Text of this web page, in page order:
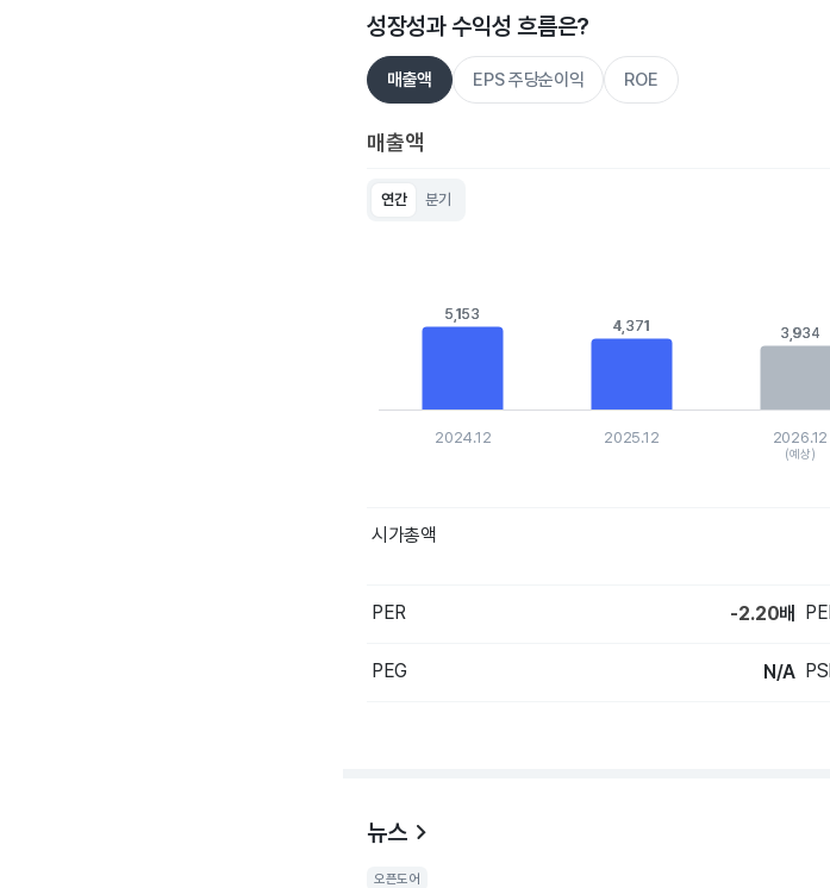
성장성과 수익성 흐름은?
매출액 EPS 주당순이익 ROE
매출액
연간 분기
The chart has 1 Y axis displaying values. Data ranges
5,153
5,153
4,371
4,371 3,934
3,934
2024.12 2025.12 2026.12
(예상)
시가총액
PER -2.20배
PEG N/A
뉴스
오픈도어